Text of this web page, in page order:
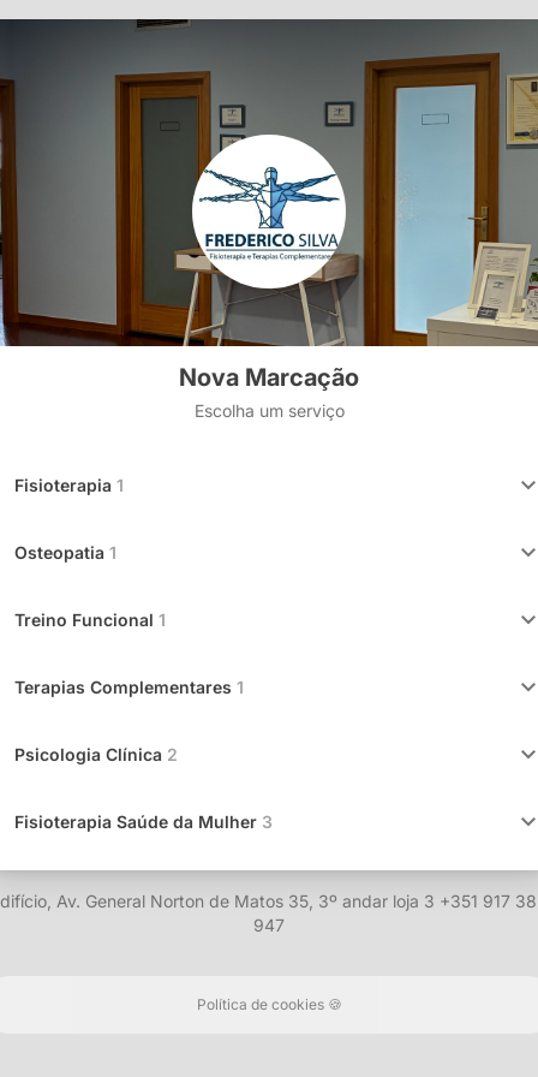
Nova Marcação
Escolha um serviço
Fisioterapia 1 keyboard_arrow_down
Osteopatia 1 keyboard_arrow_down
Treino Funcional 1 keyboard_arrow_down
Terapias Complementares 1 keyboard_arrow_down
Psicologia Clínica 2 keyboard_arrow_down
Fisioterapia Saúde da Mulher 3 keyboard_arrow_down
Av. General Norton de Matos 35, 3º andar loja 3 +351 917
947
Política de cookies 🍪